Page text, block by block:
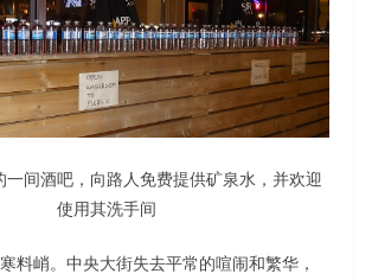
一间酒吧，向路人免费提供矿泉水，并欢迎
使用其洗手间
料峭。中央大街失去平常的喧闹和繁华，